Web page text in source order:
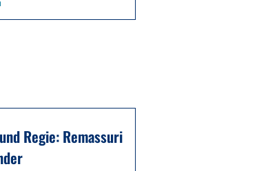
Regie: Remassuri